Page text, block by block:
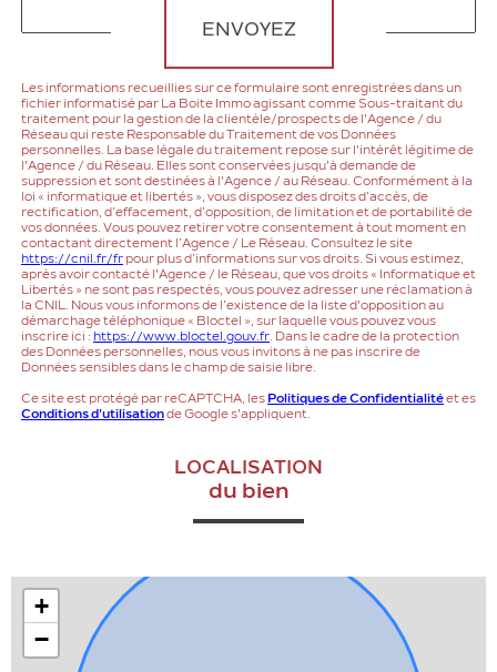
ENVOYEZ
Les informations recueillies sur ce formulaire sont enregistrées dans un
fichier informatisé par La Boite Immo agissant comme Sous-traitant du
traitement pour la gestion de la clientèle/prospects de l'Agence / du
Réseau qui reste Responsable du Traitement de vos Données
personnelles. La base légale du traitement repose sur l'intérêt légitime de
l'Agence / du Réseau. Elles sont conservées jusqu'à demande de
suppression et sont destinées à l'Agence / au Réseau. Conformément à la
loi « informatique et libertés », vous disposez des droits d’accès, de
rectification, d’effacement, d’opposition, de limitation et de portabilité de
vos données. Vous pouvez retirer votre consentement à tout moment en
contactant directement l’Agence / Le Réseau. Consultez le site
https://cnil.fr/fr pour plus d’informations sur vos droits. Si vous estimez,
après avoir contacté l'Agence / le Réseau, que vos droits « Informatique et
Libertés » ne sont pas respectés, vous pouvez adresser une réclamation à
la CNIL. Nous vous informons de l’existence de la liste d'opposition au
démarchage téléphonique « Bloctel », sur laquelle vous pouvez vous
inscrire ici : https://www.bloctel.gouv.fr. Dans le cadre de la protection
des Données personnelles, nous vous invitons à ne pas inscrire de
Données sensibles dans le champ de saisie libre.
Ce site est protégé par reCAPTCHA, les Politiques de Confidentialitéet es
Conditions d'utilisationde Google s'appliquent.
LOCALISATION
du bien
+
−